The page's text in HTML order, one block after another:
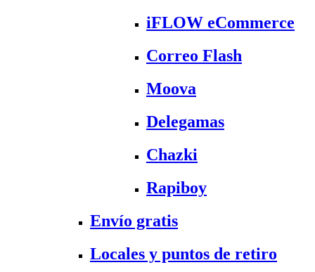
iFLOW eCommerce
Correo Flash
Moova
Delegamas
Chazki
Rapiboy
Envío gratis
Locales y puntos de retiro